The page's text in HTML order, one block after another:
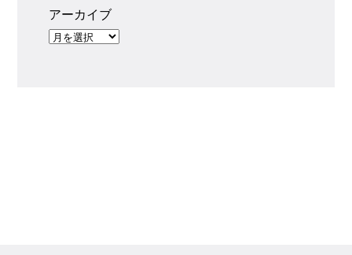
アーカイブ
アーカイブ